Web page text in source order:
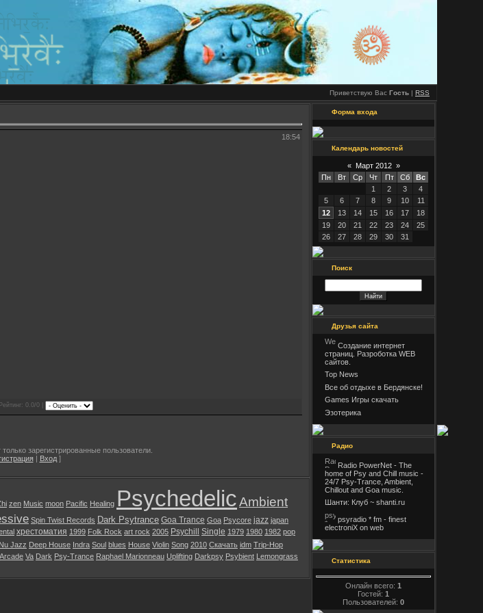
Приветствую Вас Гость | RSS
18:54
0.0/0 |
зарегистрированные пользователи.
| Вход]
zen Music moon Pacific Healing PsychedelicAmbient
Spin Twist Records Dark Psytrance Goa Trance Goa Psycore jazz japan
хрестоматия 1999 Folk Rock art rock 2005 Psychill Single 1979 1980 1982 pop
Nu Jazz Deep House Indra Soul blues House Violin Song 2010 Скачать idm Trip-Hop
Arcade Va Dark Psy-Trance Raphael Marionneau Uplifting Darkpsy Psybient Lemongrass
Форма входа
Календарь новостей
« Март 2012 »
Пн
Вт Ср Чт Пт Сб
Вс
1
2 3
4
5
6 7 8 9 10
11
12
13 14 15 16 17
18
19
20 21 22 23 24
25
26
27 28 29 30 31
Поиск
Друзья сайта
Создание интернет
страниц. Разроботка WEB
сайтов.
Top News
Все об отдыхе в Бердянске!
Games Игры скачать
Эзотерика
Радио
Radio PowerNet - The
home of Psy and Chill music -
24/7 Psy-Trance, Ambient,
Chillout and Goa music.
Шанти: Клуб ~ shanti.ru
psyradio * fm - finest
electroniX on web
Статистика
Онлайн всего: 1
Гостей: 1
Пользователей: 0